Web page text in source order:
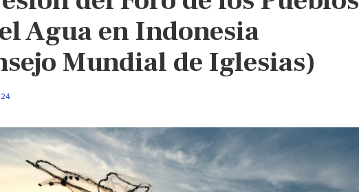
Agua en Indonesia
Mundial de Iglesias)